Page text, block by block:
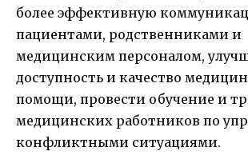
более эффективную
пациентами, родственниками и
медицинским персоналом,
доступность и качество
помощи, провести обучение и
медицинских работников по
конфликтными ситуациями.